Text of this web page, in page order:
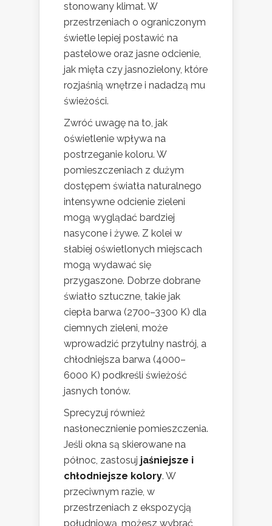
stonowany klimat. W
przestrzeniach o ograniczonym
świetle lepiej postawić na
pastelowe oraz jasne odcienie,
jak mięta czy jasnozielony, które
rozjaśnią wnętrze i nadadzą mu
świeżości.
Zwróć uwagę na to, jak
oświetlenie wpływa na
postrzeganie koloru. W
pomieszczeniach z dużym
dostępem światła naturalnego
intensywne odcienie zieleni
mogą wyglądać bardziej
nasycone i żywe. Z kolei w
słabiej oświetlonych miejscach
mogą wydawać się
przygaszone. Dobrze dobrane
światło sztuczne, takie jak
ciepła barwa (2700–3300 K) dla
ciemnych zieleni, może
wprowadzić przytulny nastrój, a
chłodniejsza barwa (4000–
6000 K) podkreśli świeżość
jasnych tonów.
Sprecyzuj również
nasłonecznienie pomieszczenia.
Jeśli okna są skierowane na
północ, zastosuj jaśniejsze i
chłodniejsze kolory. W
przeciwnym razie, w
przestrzeniach z ekspozycją
południową, możesz wybrać